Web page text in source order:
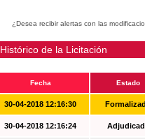
¿Desea recibir alertas con las
Histórico de la Licitación
Fecha Estado
30-04-2018 12:16:30
30-04-2018 12:16:24